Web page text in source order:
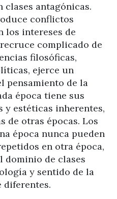
clases antagónicas.
conflictos
los intereses de
complicado de
filosóficas,
ejerce un
pensamiento de la
época tiene sus
estéticas inherentes,
de otras épocas. Los
época nunca pueden
en otra época,
dominio de clases
y sentido de la
diferentes.